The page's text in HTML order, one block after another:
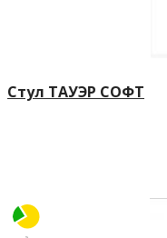
Стул ТАУЭР СОФТ